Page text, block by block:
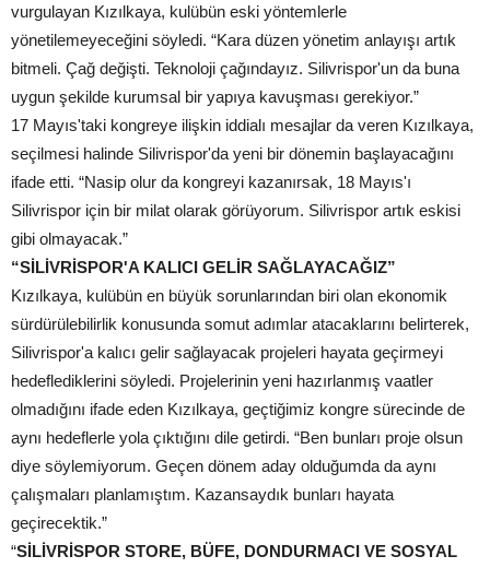
vurgulayan Kızılkaya, kulübün eski yöntemlerle
yönetilemeyeceğini söyledi. “Kara düzen yönetim anlayışı artık
bitmeli. Çağ değişti. Teknoloji çağındayız. Silivrispor'un da buna
uygun şekilde kurumsal bir yapıya kavuşması gerekiyor.”
17 Mayıs'taki kongreye ilişkin iddialı mesajlar da veren Kızılkaya,
seçilmesi halinde Silivrispor'da yeni bir dönemin başlayacağını
ifade etti. “Nasip olur da kongreyi kazanırsak, 18 Mayıs'ı
Silivrispor için bir milat olarak görüyorum. Silivrispor artık eskisi
gibi olmayacak.”
“SİLİVRİSPOR'A KALICI GELİR SAĞLAYACAĞIZ”
Kızılkaya, kulübün en büyük sorunlarından biri olan ekonomik
sürdürülebilirlik konusunda somut adımlar atacaklarını belirterek,
Silivrispor'a kalıcı gelir sağlayacak projeleri hayata geçirmeyi
hedeflediklerini söyledi. Projelerinin yeni hazırlanmış vaatler
olmadığını ifade eden Kızılkaya, geçtiğimiz kongre sürecinde de
aynı hedeflerle yola çıktığını dile getirdi. “Ben bunları proje olsun
diye söylemiyorum. Geçen dönem aday olduğumda da aynı
çalışmaları planlamıştım. Kazansaydık bunları hayata
geçirecektik.”
“SİLİVRİSPOR STORE, BÜFE, DONDURMACI VE SOSYAL